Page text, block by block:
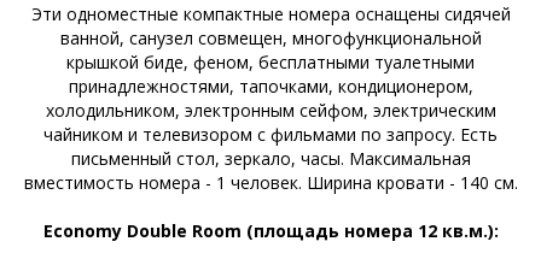
Эти одноместные компактные номера оснащены сидячей
ванной, санузел совмещен, многофункциональной
крышкой биде, феном, бесплатными туалетными
принадлежностями, тапочками, кондиционером,
холодильником, электронным сейфом, электрическим
чайником и телевизором с фильмами по запросу. Есть
письменный стол, зеркало, часы. Максимальная
вместимость номера - 1 человек. Ширина кровати - 140 см.
Economy Double Room (площадь номера 12 кв.м.):